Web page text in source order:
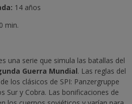
14 años
min.
una serie que simula las batallas del
Guerra Mundial. Las reglas del
los clásicos de SPI: Panzergruppe
Sur y Cobra. Las bonificaciones de